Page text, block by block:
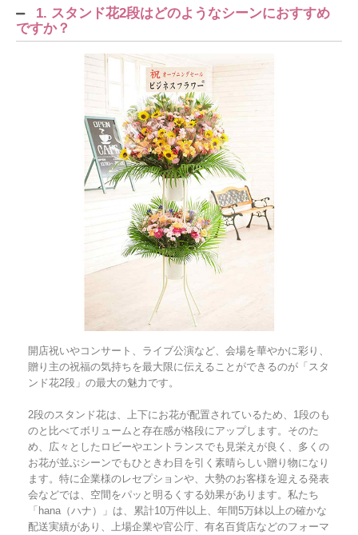
1. スタンド花2段はどのようなシーンにおすすめ
ですか？
開店祝いやコンサート、ライブ公演など、会場を華やかに彩り、
贈り主の祝福の気持ちを最大限に伝えることができるのが「スタ
ンド花2段」の最大の魅力です。
2段のスタンド花は、上下にお花が配置されているため、1段のも
のと比べてボリュームと存在感が格段にアップします。そのた
め、広々としたロビーやエントランスでも見栄えが良く、多くの
お花が並ぶシーンでもひときわ目を引く素晴らしい贈り物になり
ます。特に企業様のレセプションや、大勢のお客様を迎える発表
会などでは、空間をパッと明るくする効果があります。私たち
「hana（ハナ）」は、累計10万件以上、年間5万鉢以上の確かな
配送実績があり、上場企業や官公庁、有名百貨店などのフォーマ